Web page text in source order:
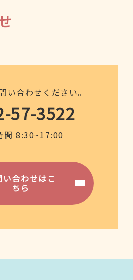
い合わせください。
57-3522
間 8:30~17:00
い合わせはこ
ちら